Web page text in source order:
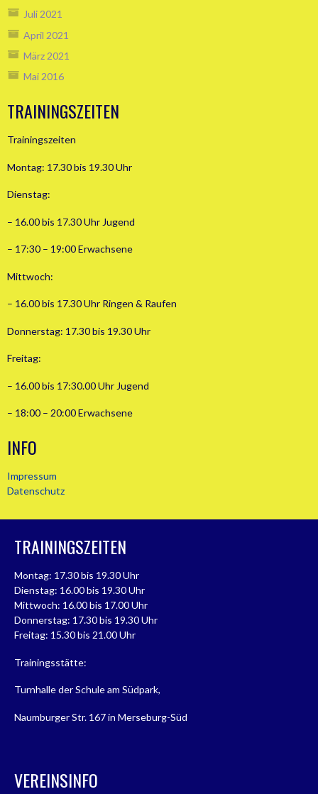
Juli 2021
April 2021
März 2021
Mai 2016
TRAININGSZEITEN
Trainingszeiten
Montag: 17.30 bis 19.30 Uhr
Dienstag:
– 16.00 bis 17.30 Uhr Jugend
– 17:30 – 19:00 Erwachsene
Mittwoch:
– 16.00 bis 17.30 Uhr Ringen & Raufen
Donnerstag: 17.30 bis 19.30 Uhr
Freitag:
– 16.00 bis 17:30.00 Uhr Jugend
– 18:00 – 20:00 Erwachsene
INFO
Impressum
Datenschutz
TRAININGSZEITEN
Montag: 17.30 bis 19.30 Uhr
Dienstag: 16.00 bis 19.30 Uhr
Mittwoch: 16.00 bis 17.00 Uhr
Donnerstag: 17.30 bis 19.30 Uhr
Freitag: 15.30 bis 21.00 Uhr
Trainingsstätte:
Turnhalle der Schule am Südpark,
Naumburger Str. 167 in Merseburg-Süd
VEREINSINFO